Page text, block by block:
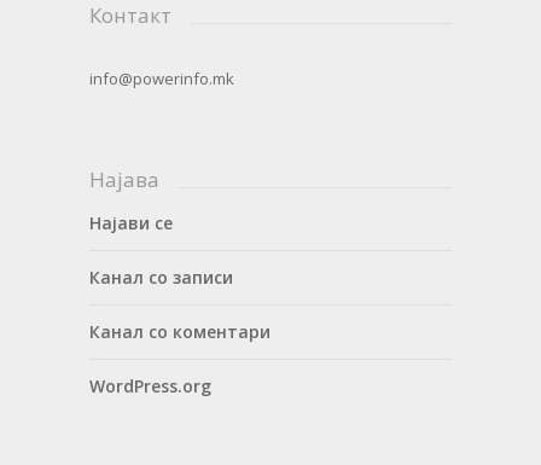
Контакт
info@powerinfo.mk
Најава
Најави се
Канал со записи
Канал со коментари
WordPress.org